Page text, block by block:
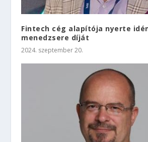
Fintech cég alapítója nyerte idén
menedzsere díját
2024. szeptember 20.